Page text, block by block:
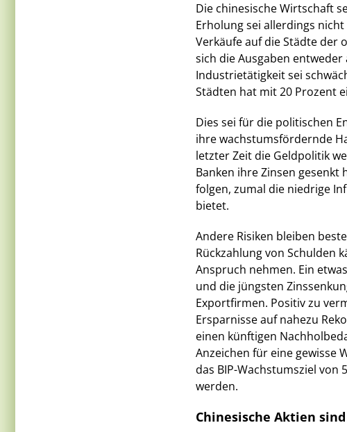
Die chinesische Wirtschaft
Erholung sei allerdings
Verkäufe auf die Städte der
sich die Ausgaben
Industrietätigkeit sei
Städten hat mit 20 Prozent
Dies sei für die politischen
ihre wachstumsfördernde
letzter Zeit die Geldpolitik
Banken ihre Zinsen
folgen, zumal die niedrige
bietet.
Andere Risiken bleiben
Rückzahlung von Schulden
Anspruch nehmen. Ein
und die jüngsten
Exportfirmen. Positiv zu
Ersparnisse auf nahezu
einen künftigen
Anzeichen für eine gewisse
das BIP-Wachstumsziel
werden.
Chinesische Aktien